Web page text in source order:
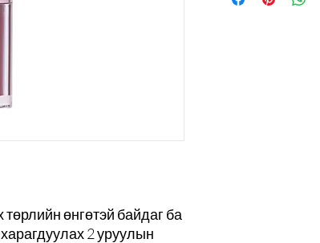
төрлийн өнгөтэй байдаг ба
2 уруулын